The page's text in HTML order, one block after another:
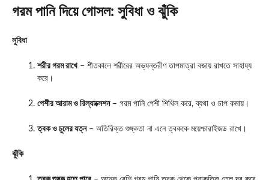
গরম পানি দিয়ে গোসল: সুবিধা ও ঝুঁকি
সুবিধা
শরীর গরম রাখে – শীতকালে শরীরের অভ্যন্তরীণ তাপমাত্রা বজায় রাখতে সাহায্য
করে।
পেশীর আরাম ও রিল্যাক্সেশন– গরম পানি পেশী শিথিল করে, ব্যথা ও চাপ কমায়।
ত্বক ও চুলের যত্ন– অতিরিক্ত শুষ্কতা না এনে ত্বককে ময়েশ্চারাইজড রাখে।
ঝুঁকি